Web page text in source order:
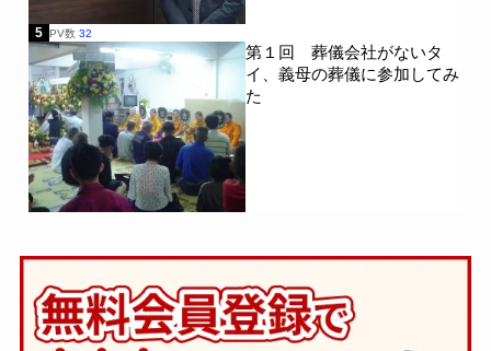
5 PV数 32
第１回 葬儀会社がないタ
イ、義母の葬儀に参加してみ
た